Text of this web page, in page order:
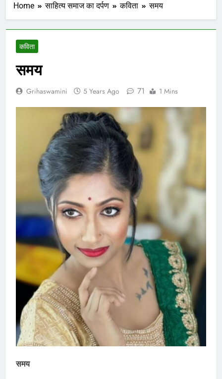
Home साहित्य समाज का दर्पण कविता समय
कविता
समय
Grihaswamini 5 Years Ago 71 1 Mins
समय